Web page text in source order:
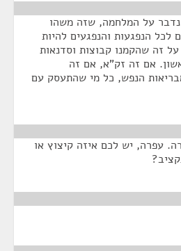
על המלחמה, שזה משהו
הנפגעות והנפגעים להיות
זה שהקמנו קבוצות וסדנאות
אם זה זק"א, אם זה
הנפש, כל מי שהתעסק עם
עפרה, יש לכם איזה קיצוץ או